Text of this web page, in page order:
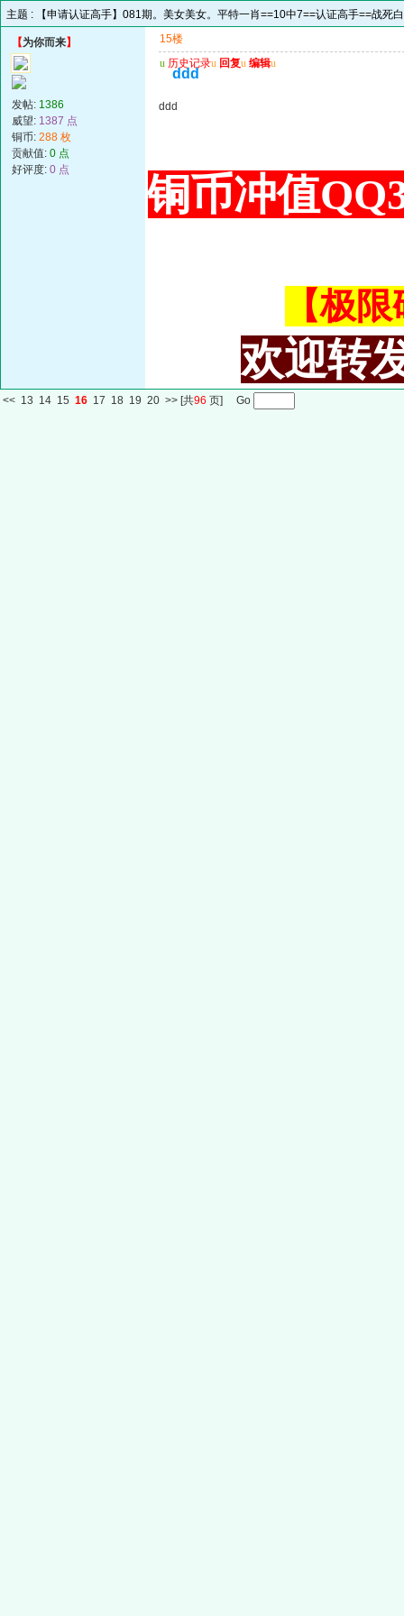
主题 : 【申请认证高手】081期。美女美女。平特一肖==10中7==认证高手==战死
【为你而来】
发帖: 1386
威望: 1387 点
铜币: 288 枚
贡献值: 0 点
好评度: 0 点
15楼
u 历史记录u 回复u 编辑u
ddd
ddd
铜币冲值
【极
欢迎转
<< 13 14 15 16 17 18 19 20 >> [共96 页] Go